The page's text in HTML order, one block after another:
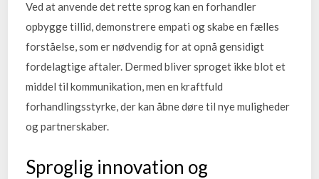
Ved at anvende det rette sprog kan en forhandler
opbygge tillid, demonstrere empati og skabe en fælles
forståelse, som er nødvendig for at opnå gensidigt
fordelagtige aftaler. Dermed bliver sproget ikke blot et
middel til kommunikation, men en kraftfuld
forhandlingsstyrke, der kan åbne døre til nye muligheder
og partnerskaber.
Sproglig innovation og